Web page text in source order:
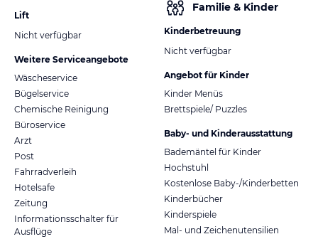
Lift
Nicht verfügbar
Weitere Serviceangebote
Wäscheservice
Bügelservice
Chemische Reinigung
Büroservice
Arzt
Post
Fahrradverleih
Hotelsafe
Zeitung
Informationsschalter für
Ausflüge
Familie & Kinder
Kinderbetreuung
Nicht verfügbar
Angebot für Kinder
Kinder Menüs
Brettspiele/ Puzzles
Baby- und Kinderausstattung
Bademäntel für Kinder
Hochstuhl
Kostenlose Baby-/Kinderbetten
Kinderbücher
Kinderspiele
Mal- und Zeichenutensilien